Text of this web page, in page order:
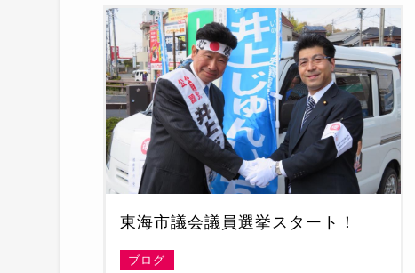
東海市議会議員選挙スタート！
ブログ